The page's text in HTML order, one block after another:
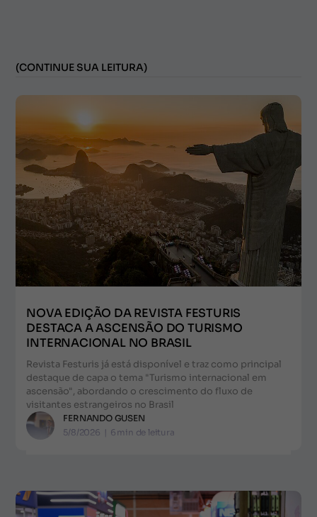
(CONTINUE SUA LEITURA)
NOVA EDIÇÃO DA REVISTA FESTURIS
DESTACA A ASCENSÃO DO TURISMO
INTERNACIONAL NO BRASIL
Revista Festuris já está disponível e traz como principal
destaque de capa o tema "Turismo internacional em
ascensão", abordando o crescimento do fluxo de
visitantes estrangeiros no Brasil
FERNANDO GUSEN
5/8/2026 | 6 min de leitura